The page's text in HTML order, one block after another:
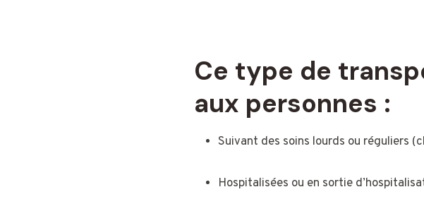
Ce type de
aux personnes :
Suivant des soins lourds ou réguliers
Hospitalisées ou en sortie